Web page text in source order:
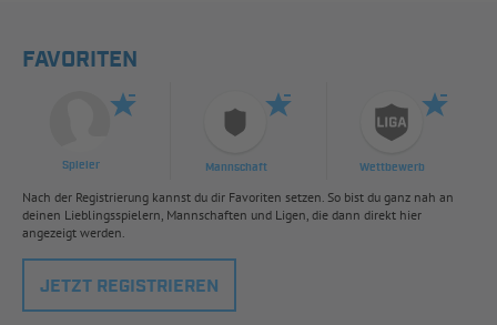
FAVORITEN
Spieler Mannschaft Wettbewerb
Nach der Registrierung kannst du dir Favoriten setzen. So bist du ganz nah an
deinen Lieblingsspielern, Mannschaften und Ligen, die dann direkt hier
angezeigt werden.
JETZT REGISTRIEREN